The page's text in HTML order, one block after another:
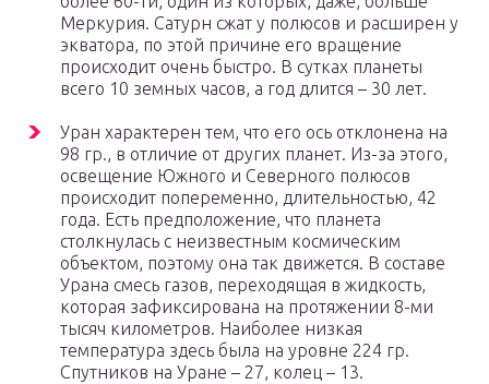
Меркурия. Сатурн сжат у полюсов и расширен у
экватора, по этой причине его вращение
происходит очень быстро. В сутках планеты
всего 10 земных часов, а год длится – 30 лет.
Уран характерен тем, что его ось отклонена на
98 гр., в отличие от других планет. Из-за этого,
освещение Южного и Северного полюсов
происходит попеременно, длительностью, 42
года. Есть предположение, что планета
столкнулась с неизвестным космическим
объектом, поэтому она так движется. В составе
Урана смесь газов, переходящая в жидкость,
которая зафиксирована на протяжении 8-ми
тысяч километров. Наиболее низкая
температура здесь была на уровне 224 гр.
Спутников на Уране – 27, колец – 13.